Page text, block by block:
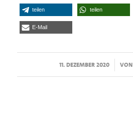
teilen teilen
E-Mail
11. DEZEMBER 2020
/